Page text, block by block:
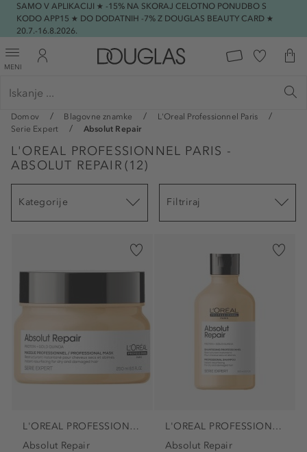
SAMO V APLIKACIJI ★ -15% NA SKORAJ CELOTNO PONUDBO S
KODO APP15 ★ DO DODATNIH -7% Z DOUGLAS BEAUTY CARD ★
20.7.-16.8.2026.
MENI
Domov Blagovne znamke
L'Oreal Professionnel Paris
Serie Expert
Absolut Repair
L'OREAL PROFESSIONNEL PARIS -
ABSOLUT REPAIR (12)
Kategorije Filtriraj
L'OREAL PROFESSIONNEL PARIS
Absolut Repair
L'OREAL PROFESSIONNEL PARIS
Absolut Repair